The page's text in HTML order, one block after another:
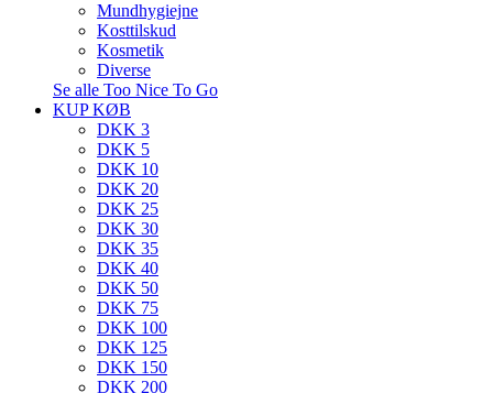
Mundhygiejne
Kosttilskud
Kosmetik
Diverse
Se alle Too Nice To Go
KUP KØB
DKK 3
DKK 5
DKK 10
DKK 20
DKK 25
DKK 30
DKK 35
DKK 40
DKK 50
DKK 75
DKK 100
DKK 125
DKK 150
DKK 200